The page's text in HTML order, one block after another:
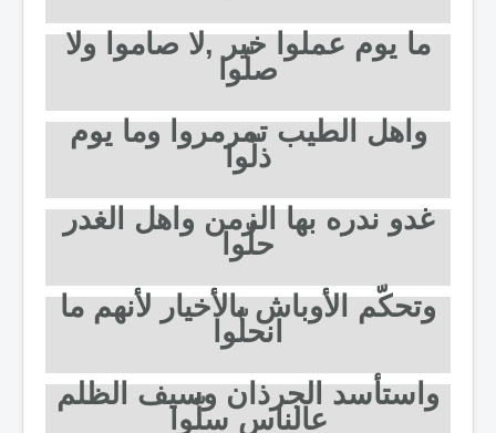
ما يوم عملوا خير ,لا صاموا ولا
صلّوا
واهل الطيب تمرمروا وما يوم
ذلّوا
غدو ندره بها الزمن واهل الغدر
حلّوا
وتحكّم الأوباش بالأخيار لأنهم ما
انحلّوا
واستأسد الجرذان وسيف الظلم
عالناس سلّوا